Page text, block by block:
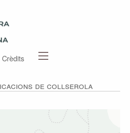
Crèdits
de Collserola